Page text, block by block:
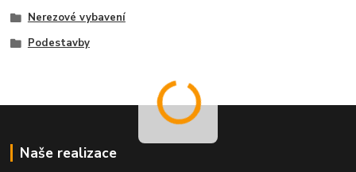
Nerezové vybavení
Podestavby
Naše realizace